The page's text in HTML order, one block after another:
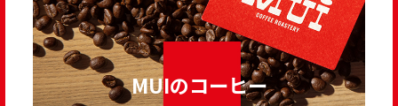
MUIのコーヒー